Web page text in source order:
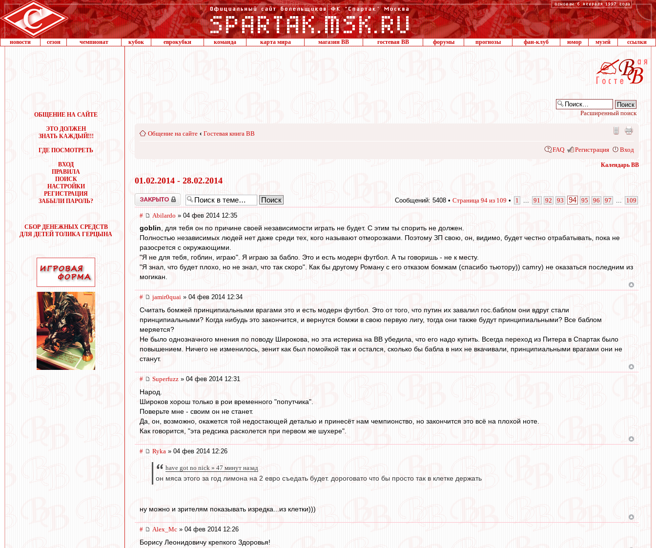
новости сезон чемпионат кубок еврокубки команда карта мира магазин ВВ гостевая ВВ форумы прогнозы фан-клуб юмор музей ссылки
ОБЩЕНИЕ НА САЙТЕ
ЭТО ДОЛЖЕН
ЗНАТЬ КАЖДЫЙ!!!
ГДЕ ПОСМОТРЕТЬ
ВХОД
ПРАВИЛА
ПОИСК
НАСТРОЙКИ
РЕГИСТРАЦИЯ
ЗАБЫЛИ ПАРОЛЬ?
СБОР ДЕНЕЖНЫХ СРЕДСТВ
ДЛЯ ДЕТЕЙ ТОЛИКА ГЕРЦЫНА
Расширенный поиск
Общение на сайте ‹ Гостевая книга ВВ
FAQ Регистрация Вход
Календарь ВВ
01.02.2014 - 28.02.2014
Закрыто Сообщений: 5408 • Страница 94 из 109 • 1 91 92 93 94 95 96 97 109
# Abilardo » 04 фев 2014 12:35
goblin, для тебя он по причине своей независимости играть не будет. С этим ты спорить не должен.
Полностью независимых людей нет даже среди тех, кого называют отморозками. Поэтому ЗП свою, он, видимо, будет честно отрабатывать, пока не
разосрется с окружающими.
"Я не для тебя, гоблин, играю". Я играю за бабло. Это и есть модерн футбол. А ты говоришь - не к месту.
"Я знал, что будет плохо, но не знал, что так скоро". Как бы другому Роману с его отказом бомжам (спасибо тьютору)) camry) не оказаться последним из
могикан.
# jamir0quai » 04 фев 2014 12:34
Считать бомжей принципиальными врагами это и есть модерн футбол. Это от того, что путин их завалил гос.баблом они вдруг стали
принципиальными? Когда нибудь это закончится, и вернутся бомжи в свою первую лигу, тогда они также будут принципиальными? Все баблом
меряется?
Не было однозначного мнения по поводу Широкова, но эта истерика на ВВ убедила, что его надо купить. Всегда переход из Питера в Спартак было
повышением. Ничего не изменилось, зенит как был помойкой так и остался, сколько бы бабла в них не вкачивали, принципиальными врагами они не
станут.
# Superfuzz » 04 фев 2014 12:31
Народ.
Широков хорош только в рои временного "попутчика".
Поверьте мне - своим он не станет.
Да, он, возможно, окажется той недостающей деталью и принесёт нам чемпионство, но закончится это всё на плохой ноте.
Как говорится, "эта редсика расколется при первом же шухере".
# Ryka » 04 фев 2014 12:26
have got no nick » 47 минут назад
он мяса этого за год лимона на 2 евро съедать будет. дороговато что бы просто так в клетке держать
ну можно и зрителям показывать изредка...из клетки)))
# Alex_Mc » 04 фев 2014 12:26
Борису Леонидовичу крепкого Здоровья!